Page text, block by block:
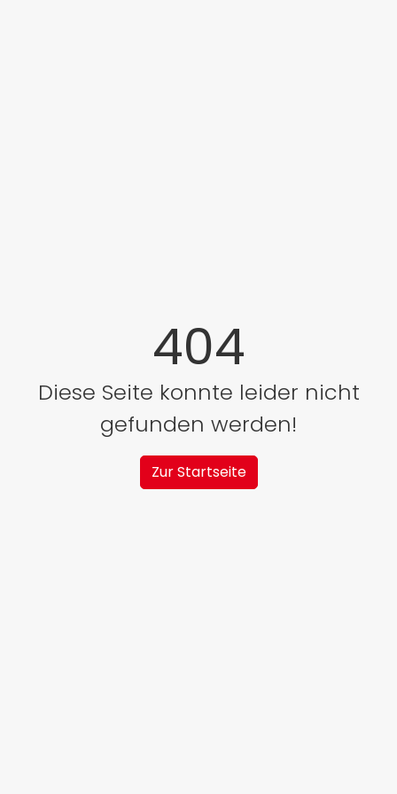
404
Diese Seite konnte leider nicht
gefunden werden!
Zur Startseite